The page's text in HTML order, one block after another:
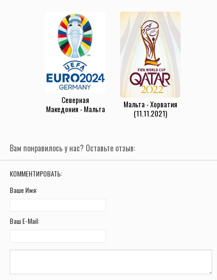
Северная
Македония - Мальта
Мальта - Хорватия
(11.11.2021)
Вам понравилось у нас? Оставьте отзыв:
КОММЕНТИРОВАТЬ:
Ваше Имя:
Ваш E-Mail: